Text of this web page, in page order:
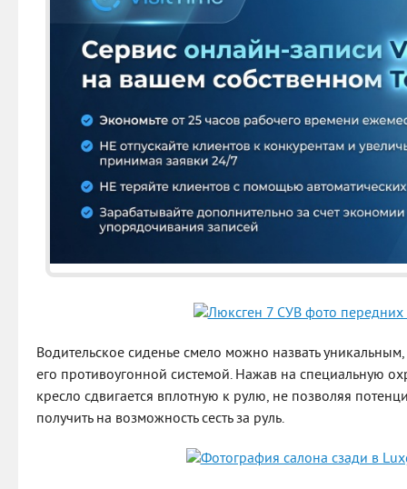
Водительское сиденье смело можно назвать
его противоугонной системой. Нажав на специальную
кресло сдвигается вплотную к рулю, не позволяя
получить на возможность сесть за руль.